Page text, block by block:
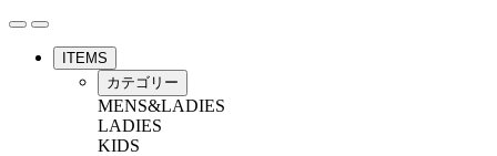
ITEMS
カテゴリー
MENS&LADIES
LADIES
KIDS